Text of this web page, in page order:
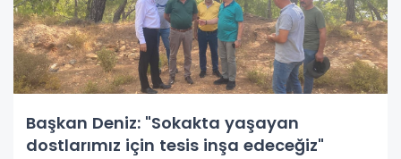
Başkan Deniz: "Sokakta yaşayan
dostlarımız için tesis inşa edeceğiz"